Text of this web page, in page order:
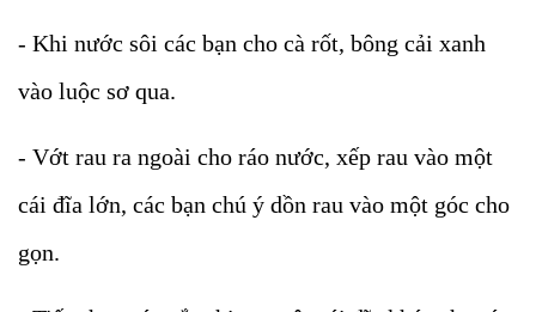
- Khi nước sôi các bạn cho cà rốt, bông cải xanh
vào luộc sơ qua.
- Vớt rau ra ngoài cho ráo nước, xếp rau vào một
cái đĩa lớn, các bạn chú ý dồn rau vào một góc cho
gọn.